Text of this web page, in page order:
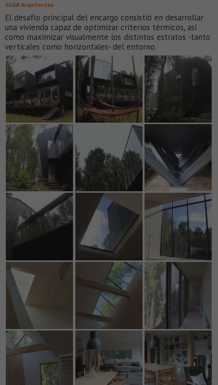
SGGB Arquitectos
El desafío principal del encargo consistió en desarrollar
una vivienda capaz de optimizar criterios térmicos, así
como maximizar visualmente los distintos estratos -tanto
verticales como horizontales- del entorno.